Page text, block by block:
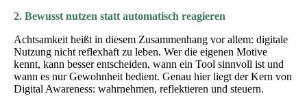
2. Bewusst nutzen statt automatisch reagieren
Achtsamkeit heißt in diesem Zusammenhang vor allem: digitale
Nutzung nicht reflexhaft zu leben. Wer die eigenen Motive
kennt, kann besser entscheiden, wann ein Tool sinnvoll ist und
wann es nur Gewohnheit bedient. Genau hier liegt der Kern von
Digital Awareness: wahrnehmen, reflektieren und steuern.